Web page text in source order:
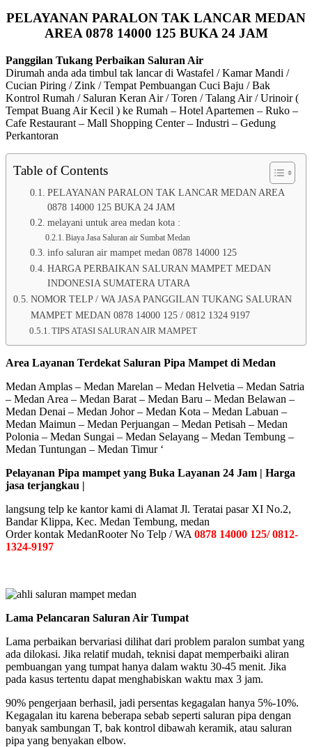
PELAYANAN PARALON TAK LANCAR MEDAN
AREA 0878 14000 125 BUKA 24 JAM
Panggilan Tukang Perbaikan Saluran Air
Dirumah anda ada timbul tak lancar di Wastafel / Kamar Mandi /
Cucian Piring / Zink / Tempat Pembuangan Cuci Baju / Bak
Kontrol Rumah / Saluran Keran Air / Toren / Talang Air / Urinoir (
Tempat Buang Air Kecil ) ke Rumah – Hotel Apartemen – Ruko –
Cafe Restaurant – Mall Shopping Center – Industri – Gedung
Perkantoran
Table of Contents
PELAYANAN PARALON TAK LANCAR MEDAN AREA
0878 14000 125 BUKA 24 JAM
melayani untuk area medan kota :
Biaya Jasa Saluran air Sumbat Medan
info saluran air mampet medan 0878 14000 125
HARGA PERBAIKAN SALURAN MAMPET MEDAN
INDONESIA SUMATERA UTARA
NOMOR TELP / WA JASA PANGGILAN TUKANG SALURAN
MAMPET MEDAN 0878 14000 125 / 0812 1324 9197
TIPS ATASI SALURAN AIR MAMPET
Area Layanan Terdekat Saluran Pipa Mampet di Medan
Medan Amplas – Medan Marelan – Medan Helvetia – Medan Satria
– Medan Area – Medan Barat – Medan Baru – Medan Belawan –
Medan Denai – Medan Johor – Medan Kota – Medan Labuan –
Medan Maimun – Medan Perjuangan – Medan Petisah – Medan
Polonia – Medan Sungai – Medan Selayang – Medan Tembung –
Medan Tuntungan – Medan Timur ‘
Pelayanan Pipa mampet yang Buka Layanan 24 Jam | Harga
jasa terjangkau |
langsung telp ke kantor kami di Alamat Jl. Teratai pasar XI No.2,
Bandar Klippa, Kec. Medan Tembung, medan
Order kontak MedanRooter No Telp / WA 0878 14000 125/ 0812-
1324-9197
Lama Pelancaran Saluran Air Tumpat
Lama perbaikan bervariasi dilihat dari problem paralon sumbat yang
ada dilokasi. Jika relatif mudah, teknisi dapat memperbaiki aliran
pembuangan yang tumpat hanya dalam waktu 30-45 menit. Jika
pada kasus tertentu dapat menghabiskan waktu max 3 jam.
90% pengerjaan berhasil, jadi persentas kegagalan hanya 5%-10%.
Kegagalan itu karena beberapa sebab seperti saluran pipa dengan
banyak sambungan T, bak kontrol dibawah keramik, atau saluran
pipa yang benyakan elbow.